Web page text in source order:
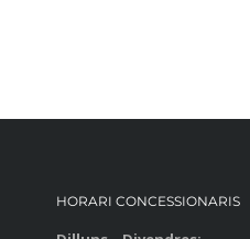
HORARI CONCESSIONARIS